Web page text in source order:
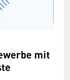
mit